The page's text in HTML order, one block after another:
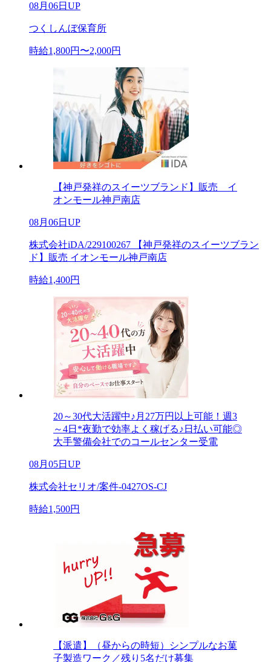
08月06日UP
つくしんぼ保育所
時給1,800円〜2,000円
【神戸発祥のスイーツブランド】販売 イ
オンモール神戸南店
08月06日UP
株式会社iDA/229100267 【神戸発祥のスイーツブラン
ド】販売 イオンモール神戸南店
時給1,400円
20～30代大活躍中♪月27万円以上可能！週3
～4日*夜勤で効率よく稼げる♪日払い可能◎
大手警備会社でのコールセンター受電
08月05日UP
株式会社セリオ/案件-0427OS-CJ
時給1,500円
【派遣】（昼からの時短）シンプルなお菓
子製造ワーク／残り5名だけ募集